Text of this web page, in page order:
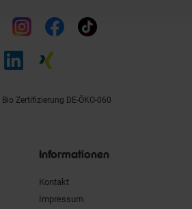
Bio Zertifizierung DE-ÖKO-060
Informationen
Kontakt
Impressum